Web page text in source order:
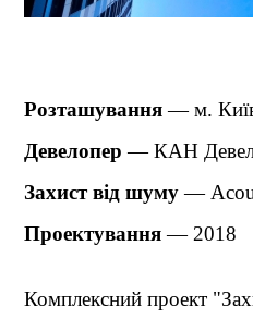
Розташування— м.
Девелопер— КАН
Захист від шуму—
Проектування— 2018
Комплексний проект